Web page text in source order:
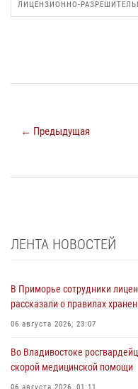
ЛИЦЕНЗИОННО-
← Предыдущая
ЛЕНТА НОВОСТЕЙ
В Приморье сотрудники
рассказали о правилах
06 августа 2026, 23:07
Во Владивостоке
скорой медицинской помощи
06 августа 2026, 01:11